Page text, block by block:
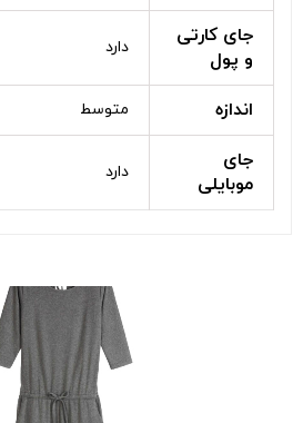
جای کارتی
و پول
دارد
اندازه متوسط
جای
موبایلی
دارد